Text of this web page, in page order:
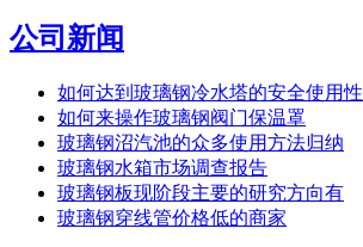
公司新闻
如何达到玻璃钢冷水塔的安全使用性
如何来操作玻璃钢阀门保温罩
玻璃钢沼汽池的众多使用方法归纳
玻璃钢水箱市场调查报告
玻璃钢板现阶段主要的研究方向有
玻璃钢穿线管价格低的商家